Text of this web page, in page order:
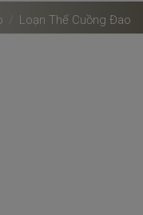
Loạn Thế Cuồng Đao​​